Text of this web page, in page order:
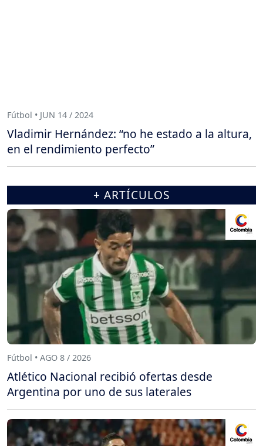
Fútbol • JUN 14 / 2024
Vladimir Hernández: “no he estado a la altura,
en el rendimiento perfecto”
+ ARTÍCULOS
Fútbol • AGO 8 / 2026
Atlético Nacional recibió ofertas desde
Argentina por uno de sus laterales